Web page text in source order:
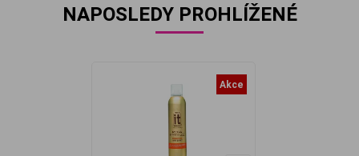
NAPOSLEDY PROHLÍŽENÉ
Akce